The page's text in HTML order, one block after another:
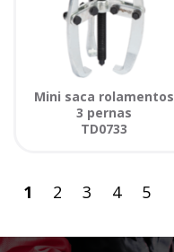
Mini saca rolamentos
3 pernas
TD0733
1 2 3 4 5